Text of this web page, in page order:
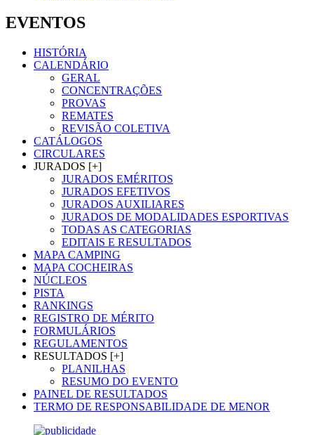
EVENTOS
HISTÓRIA
CALENDÁRIO
GERAL
CONCENTRAÇÕES
PROVAS
REMATES
REVISÃO COLETIVA
CATÁLOGOS
CIRCULARES
JURADOS [+]
JURADOS EMÉRITOS
JURADOS EFETIVOS
JURADOS AUXILIARES
JURADOS DE MODALIDADES ESPORTIVAS
TODAS AS CATEGORIAS
EDITAIS E RESULTADOS
MAPA CAMPING
MAPA COCHEIRAS
NÚCLEOS
PISTA
RANKINGS
REGISTRO DE MÉRITO
FORMULÁRIOS
REGULAMENTOS
RESULTADOS [+]
PLANILHAS
RESUMO DO EVENTO
PAINEL DE RESULTADOS
TERMO DE RESPONSABILIDADE DE MENOR